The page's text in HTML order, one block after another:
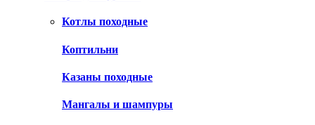
Котлы походные
Коптильни
Казаны походные
Мангалы и шампуры